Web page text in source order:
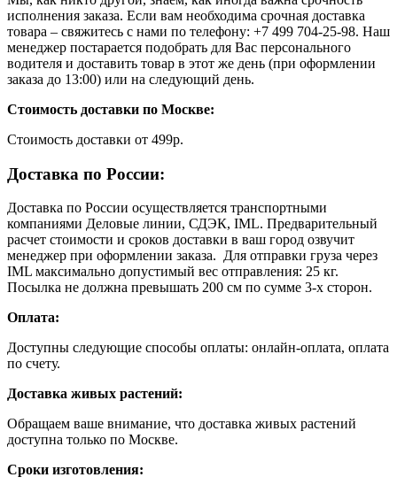
исполнения заказа. Если вам необходима срочная доставка
товара – свяжитесь с нами по телефону: +7 499 704-25-98. Наш
менеджер постарается подобрать для Вас персонального
водителя и доставить товар в этот же день (при оформлении
заказа до 13:00) или на следующий день.
Стоимость доставки по Москве:
Cтоимость доставки от 499р.
Доставка по России:
Доставка по России осуществляется транспортными
компаниями Деловые линии, СДЭК, IML. Предварительный
расчет стоимости и сроков доставки в ваш город озвучит
менеджер при оформлении заказа. Для отправки груза через
IML максимально допустимый вес отправления: 25 кг.
Посылка не должна превышать 200 см по сумме 3-х сторон.
Оплата:
Доступны следующие способы оплаты: онлайн-оплата, оплата
по счету.
Доставка живых растений:
Обращаем ваше внимание, что доставка живых растений
доступна только по Москве.
Сроки изготовления: